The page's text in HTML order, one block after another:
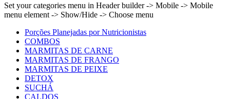
Set your categories menu in Header builder -> Mobile -> Mobile
menu element -> Show/Hide -> Choose menu
Porções Planejadas por Nutricionistas
COMBOS
MARMITAS DE CARNE
MARMITAS DE FRANGO
MARMITAS DE PEIXE
DETOX
SUCHÁ
CALDOS